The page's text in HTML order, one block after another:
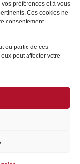
préférences et à vous
Ces cookies ne
consentement
ou partie de ces
peut affecter votre